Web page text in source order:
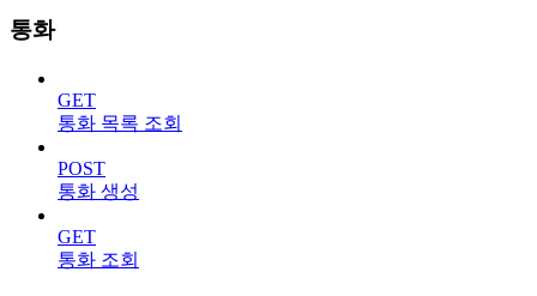
통화
GET
통화 목록 조회
POST
통화 생성
GET
통화 조회